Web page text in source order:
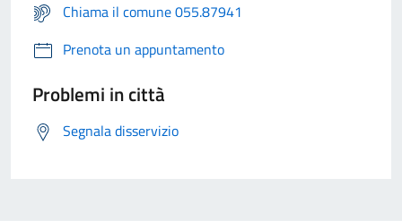
Chiama il comune 055.87941
Prenota un appuntamento
Problemi in città
Segnala disservizio